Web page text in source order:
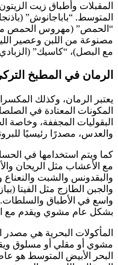
المقبلات وأطباق زيت
المتوسط. “باباجانوش”
“الحمص” (مهروس الحمص
مصنوعة من اللبن وعصير
مع البصل)، “كاسيك”
الرمان في المطبخ
يعتبر الرمان، وكذلك
المكونات المعتادة في
البقوليات المجففة، وخاصة
والعدس، مصدرًا رئيسيًا
كما ويتم استخدامها في
مع الأعشاب مثل الريحان
والبقدونس والشبت والنعناع
والجبن الطازج مثل الفيتا
واسع في الأطباق والسلطات.
بشكل عام مشوي ويقدم مع
المأكولات البحرية هي مصدر
مشوي أو مقلي أو مسلوق
البحر الأبيض المتوسط هو